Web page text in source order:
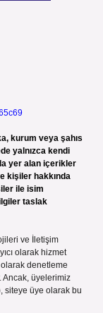
kurum veya şahıs
yalnızca kendi
yer alan içerikler
kişiler hakkında
ile isim
taslak
ve İletişim
olarak hizmet
denetleme
Ancak, üyelerimiz
siteye üye olarak bu